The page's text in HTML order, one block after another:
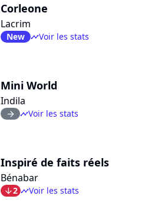
Corleone
Lacrim
New timelineVoir les stats
Mini World
Indila
arrow_right timelineVoir les stats
Inspiré de faits réels
Bénabar
arrow_bot2 timelineVoir les stats